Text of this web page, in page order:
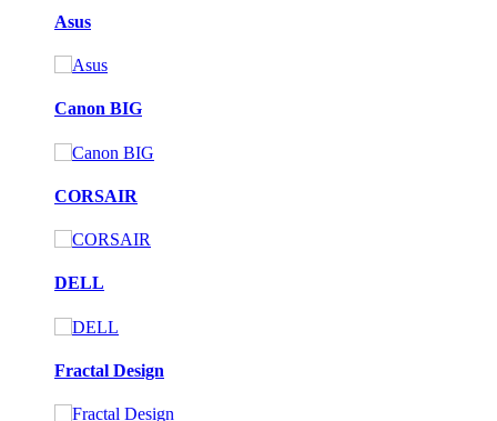
Asus
Canon BIG
CORSAIR
DELL
Fractal Design